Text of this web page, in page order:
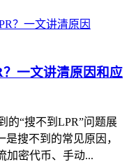
一文讲清原因和应
的“搜不到LPR”问题展
搜不到的常见原因，
加密代币、手动...